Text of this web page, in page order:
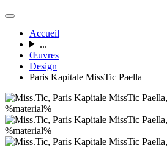
Accueil
...
Œuvres
Design
Paris Kapitale MissTic Paella